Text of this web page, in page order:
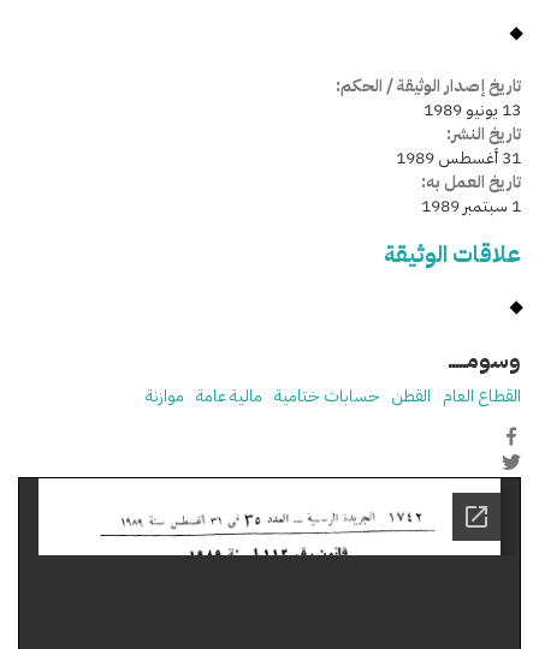
تاريخ إصدار الوثيقة / الحكم:
13 يونيو 1989
تاريخ النشر:
31 أغسطس 1989
تاريخ العمل به:
1 سبتمبر 1989
علاقات الوثيقة
وسومـــــ
القطاع العام القطن حسابات ختامية مالية عامة موازنة